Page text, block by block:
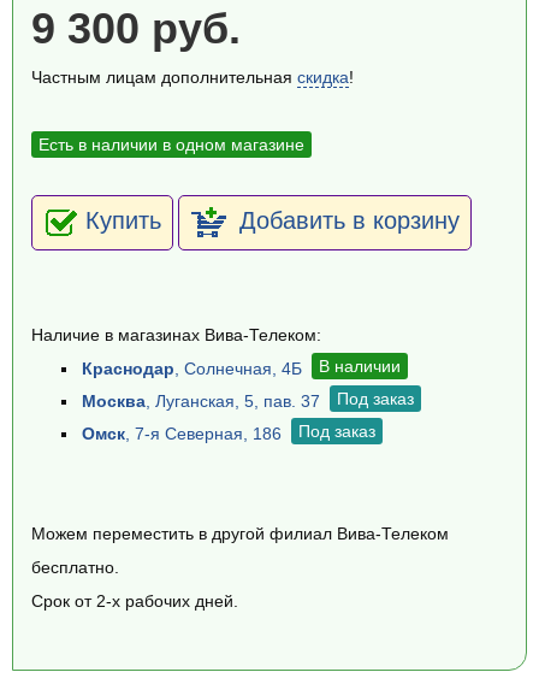
9 300 руб.
Частным лицам дополнительная скидка!
Есть в наличии в одном магазине
Купить Добавить в корзину
Наличие в магазинах Вива-Телеком:
Краснодар , Солнечная, 4Б
В наличии
Москва , Луганская, 5, пав. 37
Под заказ
Омск , 7-я Северная, 186 Под заказ
Можем переместить в другой филиал Вива-Телеком
бесплатно.
Срок от 2-х рабочих дней.